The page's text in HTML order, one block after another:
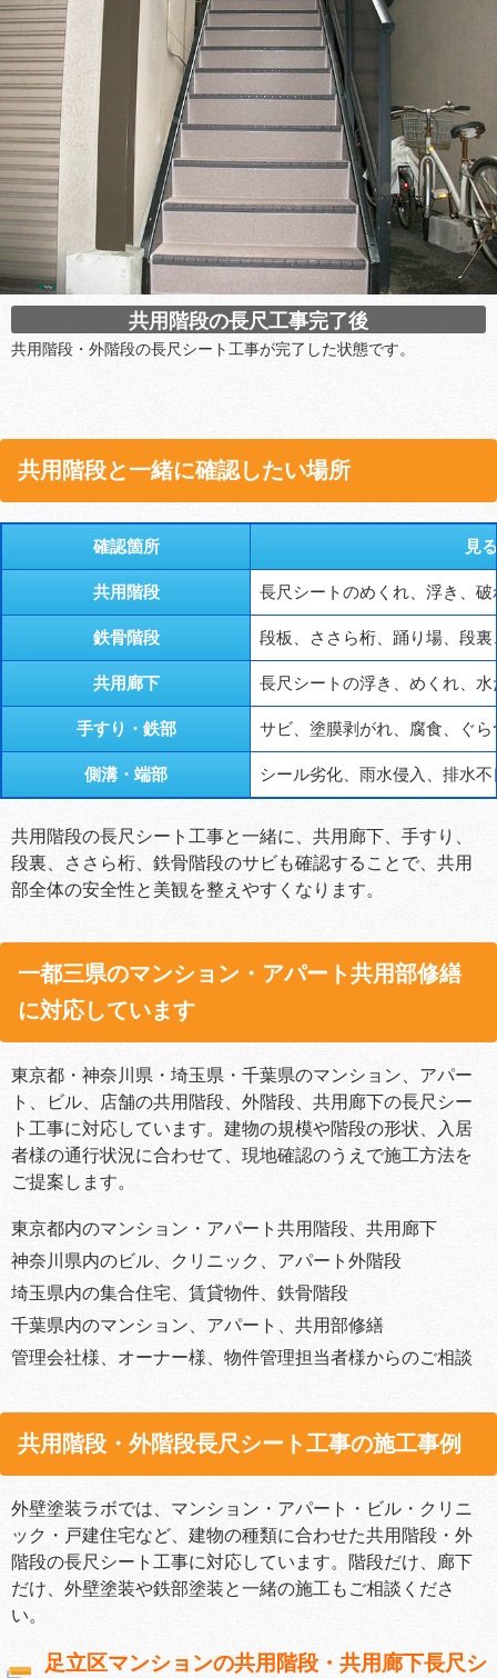
共用階段の長尺工事完了後
共用階段・外階段の長尺シート工事が完了した状態です。
共用階段と一緒に確認したい場所
確認箇所 見
共用階段 長尺シートのめくれ、浮き、
鉄骨階段 段板、ささら桁、踊り場、段
共用廊下 長尺シートの浮き、めくれ、
手すり・鉄部 サビ、塗膜剥がれ、腐食、ぐら
側溝・端部 シール劣化、雨水侵入、排水
共用階段の長尺シート工事と一緒に、共用廊下、手すり、
段裏、ささら桁、鉄骨階段のサビも確認することで、共用
部全体の安全性と美観を整えやすくなります。
一都三県のマンション・アパート共用部修繕
に対応しています
東京都・神奈川県・埼玉県・千葉県のマンション、アパー
ト、ビル、店舗の共用階段、外階段、共用廊下の長尺シー
ト工事に対応しています。建物の規模や階段の形状、入居
者様の通行状況に合わせて、現地確認のうえで施工方法を
ご提案します。
東京都内のマンション・アパート共用階段、共用廊下
神奈川県内のビル、クリニック、アパート外階段
埼玉県内の集合住宅、賃貸物件、鉄骨階段
千葉県内のマンション、アパート、共用部修繕
管理会社様、オーナー様、物件管理担当者様からのご相談
共用階段・外階段長尺シート工事の施工事例
外壁塗装ラボでは、マンション・アパート・ビル・クリニ
ック・戸建住宅など、建物の種類に合わせた共用階段・外
階段の長尺シート工事に対応しています。階段だけ、廊下
だけ、外壁塗装や鉄部塗装と一緒の施工もご相談くださ
い。
足立区マンションの共用階段・共用廊下長尺シ